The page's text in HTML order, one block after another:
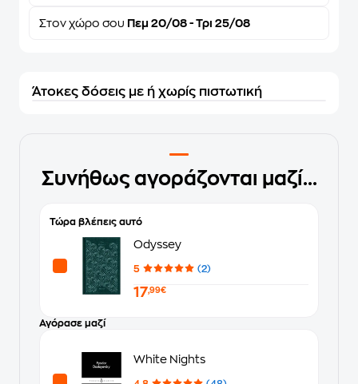
Στον χώρο σου Πεμ 20/08 - Τρι 25/08
Άτοκες δόσεις με ή χωρίς πιστωτική
Συνήθως αγοράζονται μαζί...
Τώρα βλέπεις αυτό
Odyssey
5 (2)
17,99€
Αγόρασε μαζί
White Nights